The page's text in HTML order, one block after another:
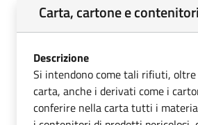
Carta, cartone e
Descrizione
Si intendono come tali rifiuti, oltre
carta, anche i derivati come i
conferire nella carta tutti i